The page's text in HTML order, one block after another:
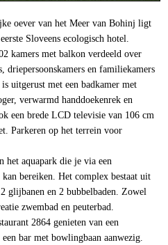
oever van het Meer van Bohinj ligt
Sloveens ecologisch hotel.
kamers met balkon verdeeld over
driepersoonskamers en familiekamers
uitgerust met een badkamer met
verwarmd handdoekenrek en
een brede LCD televisie van 106 cm
Parkeren op het terrein voor
het aquapark die je via een
bereiken. Het complex bestaat uit
glijbanen en 2 bubbelbaden. Zowel
zwembad en peuterbad.
2864 genieten van een
bar met bowlingbaan aanwezig.